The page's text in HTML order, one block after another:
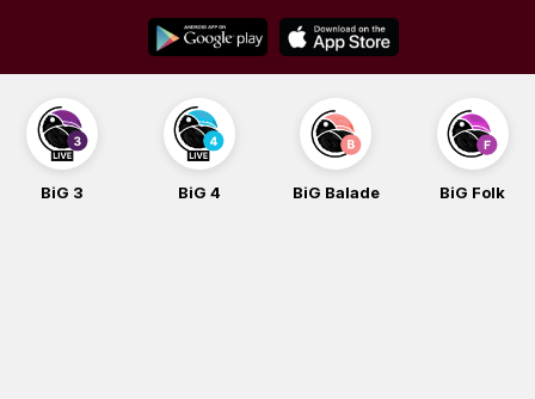
content
BiG 3 BiG 4 BiG Balade BiG Folk